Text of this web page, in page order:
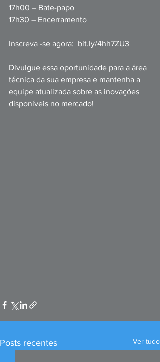
17h00 – Bate-papo
17h30 – Encerramento
Inscreva -se agora: bit.ly/4hh7ZU3
Divulgue essa oportunidade para a área
técnica da sua empresa e mantenha a
equipe atualizada sobre as inovações
disponíveis no mercado!
Posts recentes Ver tudo